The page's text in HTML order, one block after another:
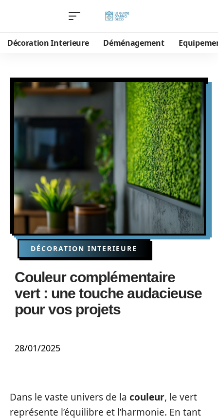
Décoration Interieure Déménagement
DÉCORATION INTERIEURE
Couleur complémentaire
vert : une touche audacieuse
pour vos projets
28/01/2025
Dans le vaste univers de la couleur, le vert
représente l’équilibre et l’harmonie. En tant